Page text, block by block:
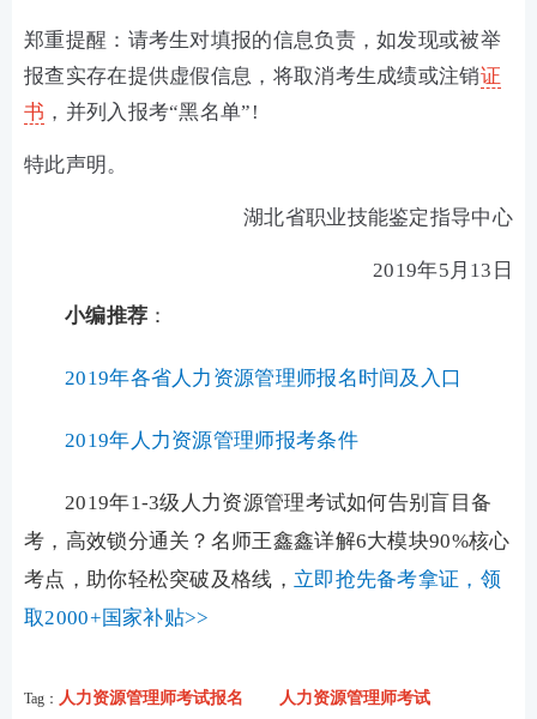
郑重提醒：请考生对填报的信息负责，如发现或被举
报查实存在提供虚假信息，将取消考生成绩或注销证
书 ，并列入报考“黑名单”!
特此声明。
湖北省职业技能鉴定指导中心
2019年5月13日
小编推荐 ：
2019年各省人力资源管理师报名时间及入口
2019年人力资源管理师报考条件
2019年1-3级人力资源管理考试如何告别盲目备
考，高效锁分通关？名师王鑫鑫详解6大模块90%核心
考点，助你轻松突破及格线， 立即抢先备考拿证，领
取2000+国家补贴>>
Tag： 人力资源管理师考试报名 人力资源管理师考试